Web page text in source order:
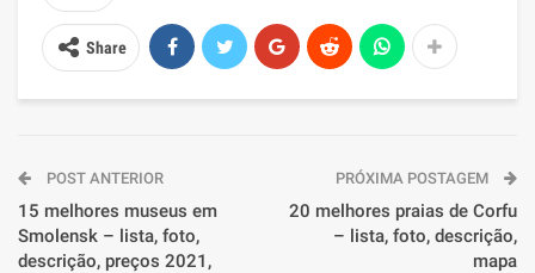
Share
POST ANTERIOR
15 melhores museus em
Smolensk – lista, foto,
descrição, preços 2021,
PRÓXIMA POSTAGEM
20 melhores praias de Corfu
– lista, foto, descrição,
mapa